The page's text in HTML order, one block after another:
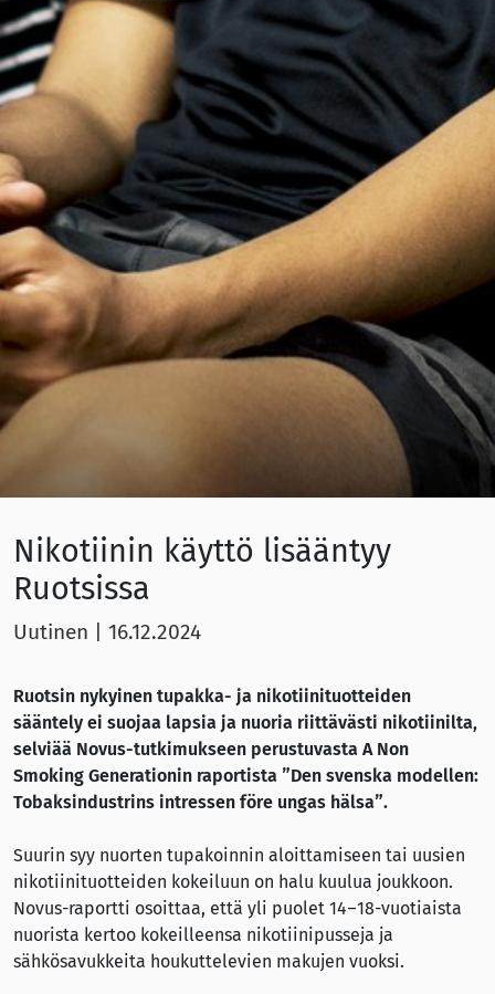
Nikotiinin käyttö lisääntyy
Ruotsissa
Uutinen 16.12.2024
Ruotsin nykyinen tupakka- ja nikotiinituotteiden
sääntely ei suojaa lapsia ja nuoria riittävästi nikotiinilta,
selviää Novus-tutkimukseen perustuvasta A Non
Smoking Generationin raportista ”Den svenska modellen:
Tobaksindustrins intressen före ungas hälsa”.
Suurin syy nuorten tupakoinnin aloittamiseen tai uusien
nikotiinituotteiden kokeiluun on halu kuulua joukkoon.
Novus-raportti osoittaa, että yli puolet 14–18-vuotiaista
nuorista kertoo kokeilleensa nikotiinipusseja ja
sähkösavukkeita houkuttelevien makujen vuoksi.